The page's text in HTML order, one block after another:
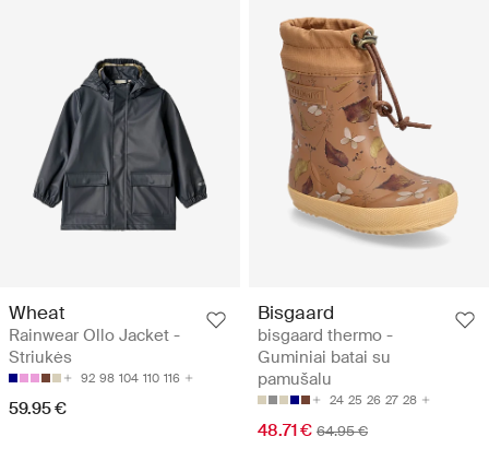
Wheat
Rainwear Ollo Jacket -
Striukės
92 98 104 110 116
59.95 €
Bisgaard
bisgaard thermo -
Guminiai batai su
pamušalu
24 25 26 27 28
48.71 € 64.95 €